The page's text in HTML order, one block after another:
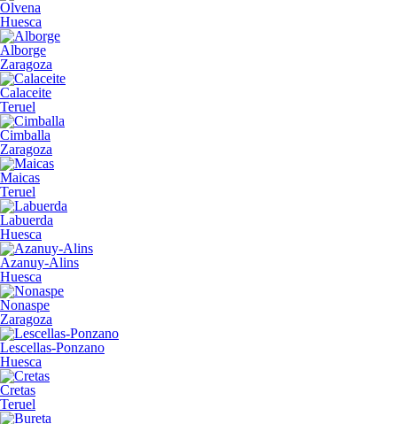
Olvena
Huesca
Alborge
Zaragoza
Calaceite
Teruel
Cimballa
Zaragoza
Maicas
Teruel
Labuerda
Huesca
Azanuy-Alins
Huesca
Nonaspe
Zaragoza
Lescellas-Ponzano
Huesca
Cretas
Teruel